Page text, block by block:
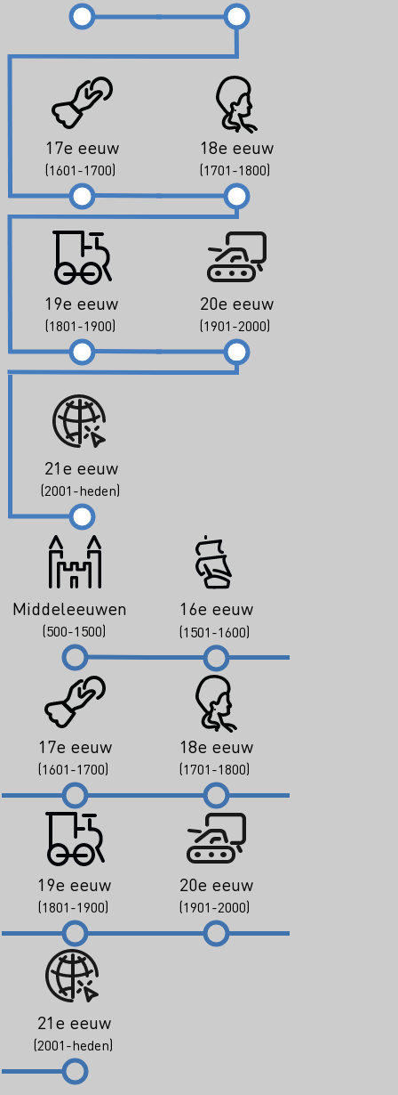
17e eeuw
(1601-1700)
18e eeuw
(1701-1800)
19e eeuw
(1801-1900)
20e eeuw
(1901-2000)
21e eeuw
(2001-heden)
Middeleeuwen
(500-1500)
16e eeuw
(1501-1600)
17e eeuw
(1601-1700)
18e eeuw
(1701-1800)
19e eeuw
(1801-1900)
20e eeuw
(1901-2000)
21e eeuw
(2001-heden)